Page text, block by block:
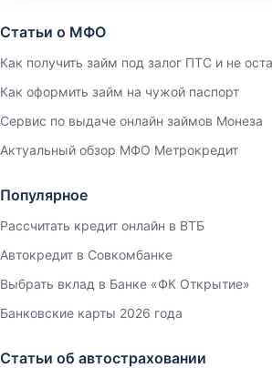
Статьи о МФО
Как получить займ под залог ПТС и не
Как оформить займ на чужой паспорт
Сервис по выдаче онлайн займов Монеза
Актуальный обзор МФО Метрокредит
Популярное
Рассчитать кредит онлайн в ВТБ
Автокредит в Совкомбанке
Выбрать вклад в Банке «ФК Открытие»
Банковские карты 2026 года
Статьи об автостраховании